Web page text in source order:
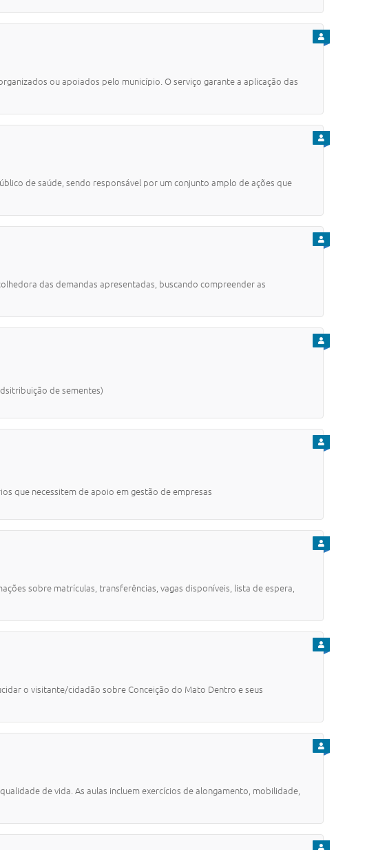
ou apoiados pelo município. O serviço garante a aplicação das
PARA CIDADÃO
de saúde, sendo responsável por um conjunto amplo de ações que
PARA CIDADÃO
das demandas apresentadas, buscando compreender as
PARA CIDADÃO
de sementes)
PARA CIDADÃO
que necessitem de apoio em gestão de empresas
PARA CIDADÃO
sobre matrículas, transferências, vagas disponíveis, lista de espera,
PARA CIDADÃO
o visitante/cidadão sobre Conceição do Mato Dentro e seus
PARA CIDADÃO
de vida. As aulas incluem exercícios de alongamento, mobilidade,
PARA CIDADÃO
PARA CIDADÃO